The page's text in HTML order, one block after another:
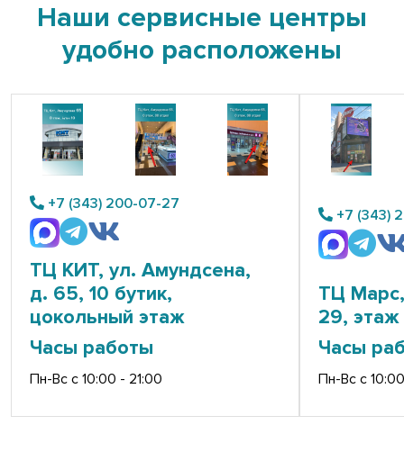
Наши сервисные центры
удобно расположены
+7 (343) 200-07-27
ТЦ КИТ, ул. Амундсена,
д. 65, 10 бутик,
цокольный этаж
Часы работы
Пн-Вс с 10:00 - 21:00
+7 (343)
ТЦ
29, этаж
Часы
Пн-Вс с